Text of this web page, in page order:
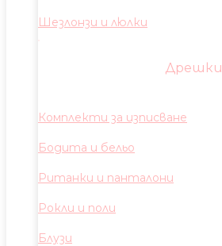
Шезлонзи и люлки
Дрешки
Комплекти за изписване
Бодита и бельо
Ританки и панталони
Рокли и поли
Блузи